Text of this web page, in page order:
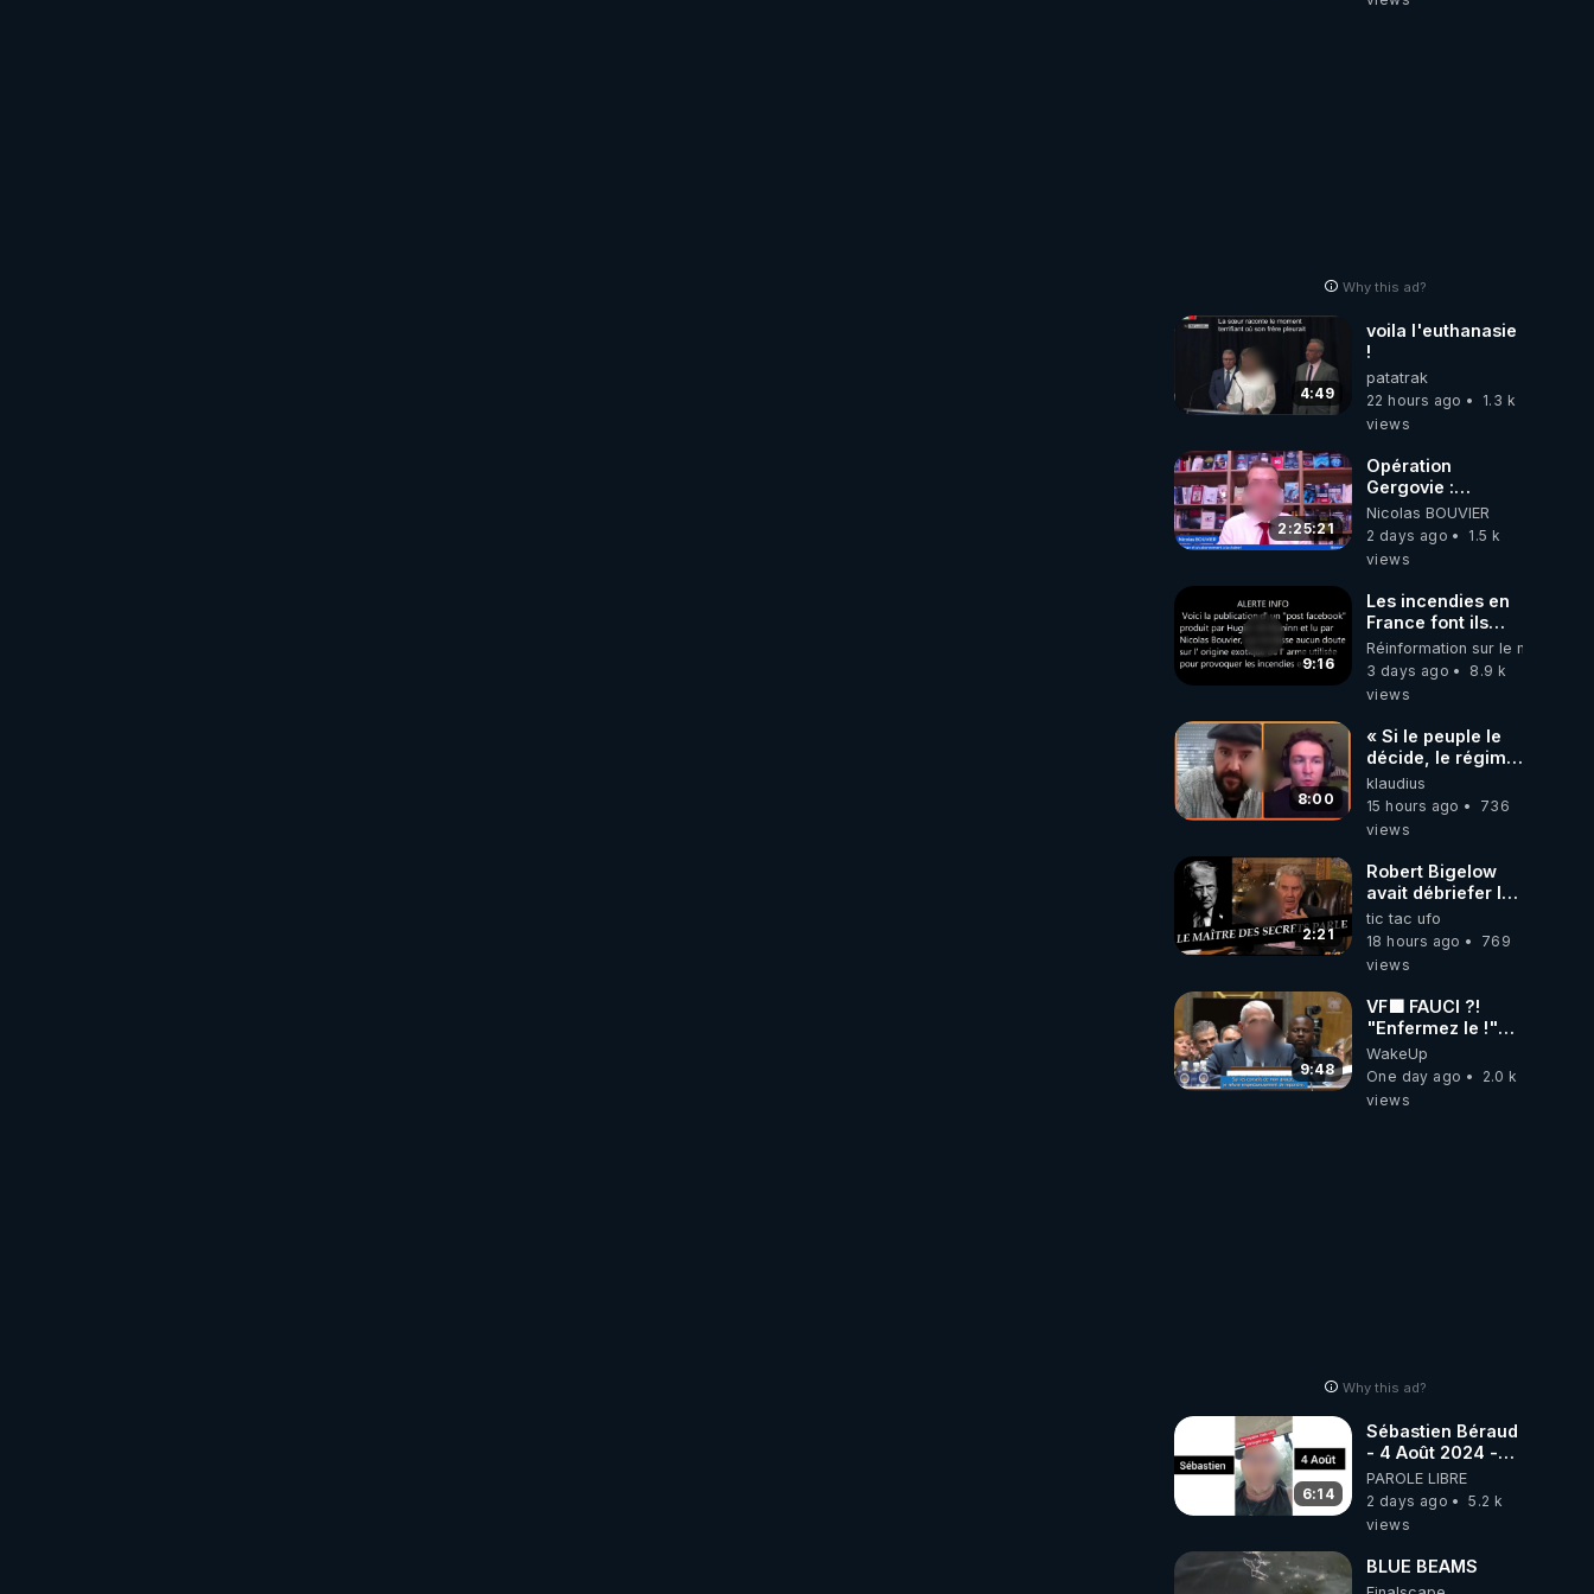
Why this ad?
4:49
voila l'euthanasie
!
patatrak
22 hours ago
1.3 k
views
2:25:21
Opération
Gergovie :
‪@38resistancegauloise‬
‪@MarionSigautOfficiel‬
‪@gladysriifard5710‬
Nicolas BOUVIER
2 days ago
1.5 k
views
9:16
Les incendies en
France font ils
partie d' un plan
qui aurait débuté
le 11 septembre
Réinformation sur le monde
3 days ago
8.9 k
views
8:00
« Si le peuple le
décide, le régime
peut tomber
demain ! »
klaudius
15 hours ago
736
views
2:21
Robert Bigelow
avait débriefer le
pédophile
génocidaire de
donald j trump
tic tac ufo
18 hours ago
769
views
9:48
VF🟩 FAUCI ?!
"Enfermez le !"
(Lock him up!) -
Quartz Traduction
WakeUp
One day ago
2.0 k
views
Why this ad?
6:14
Sébastien Béraud
- 4 Août 2024 -
Incroyable mais
vrai, partagez
svp...
PAROLE LIBRE
2 days ago
5.2 k
views
BLUE BEAMS